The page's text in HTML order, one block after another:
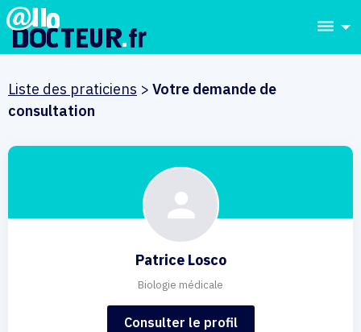
dehaze
Liste des praticiens > Votre demande de
consultation
Patrice Losco
Biologie médicale
Consulter le profil